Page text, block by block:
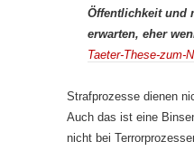
Öffentlichkeit und
erwarten, eher
Taeter-These-zum-
Strafprozesse dienen
Auch das ist eine
nicht bei